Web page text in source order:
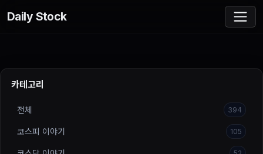
Daily Stock
카테고리
전체 394
코스피 이야기 105